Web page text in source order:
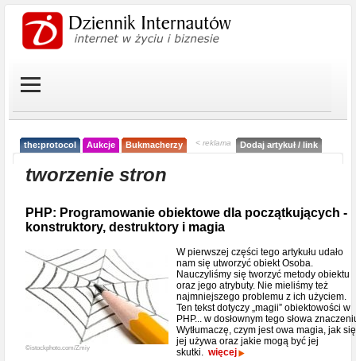
the:protocol Aukcje Bukmacherzy < reklama Dodaj artykuł / link
tworzenie stron
PHP: Programowanie obiektowe dla początkujących -
konstruktory, destruktory i magia
©istockphoto.com/Zmiy
W pierwszej części tego artykułu udało
nam się utworzyć obiekt Osoba.
Nauczyliśmy się tworzyć metody obiektu
oraz jego atrybuty. Nie mieliśmy też
najmniejszego problemu z ich użyciem.
Ten tekst dotyczy „magii” obiektowości w
PHP... w dosłownym tego słowa
Wytłumaczę, czym jest owa magia, jak się
jej używa oraz jakie mogą być jej
skutki. więcej